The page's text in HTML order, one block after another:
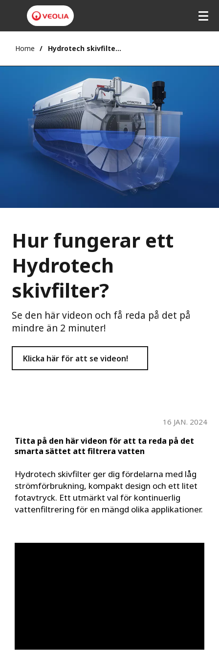
Home Hydrotech skivfilter vattenfiltrering
Hur fungerar ett
Hydrotech
skivfilter?
Se den här videon och få reda på det på
mindre än 2 minuter!
Klicka här för att se videon!
16 JAN. 2024
Titta på den här videon för att ta reda på det
smarta sättet att filtrera vatten
Hydrotech skivfilter ger dig fördelarna med låg
strömförbrukning, kompakt design och ett litet
fotavtryck. Ett utmärkt val för kontinuerlig
vattenfiltrering för en mängd olika applikationer.